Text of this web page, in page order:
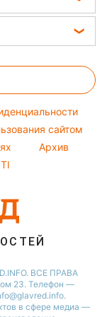
сайтом
Архив
ВСЕ ПРАВА
23. Телефон —
в сфере медиа —